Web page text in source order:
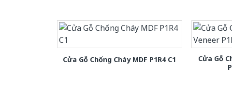
Cửa Gỗ Chống Cháy MDF P1R4 C1
Cửa Gỗ